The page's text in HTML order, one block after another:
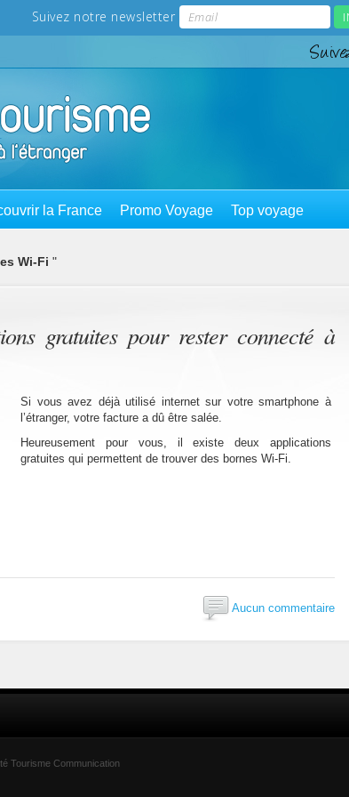
la France Promo Voyage Top voyage
Wi-Fi "
gratuites pour rester connecté à
Si vous avez déjà utilisé internet sur votre smartphone à
l’étranger, votre facture a dû être salée.
Heureusement pour vous, il existe deux applications
gratuites qui permettent de trouver des bornes Wi-Fi.
Aucun commentaire
Tourisme Communication